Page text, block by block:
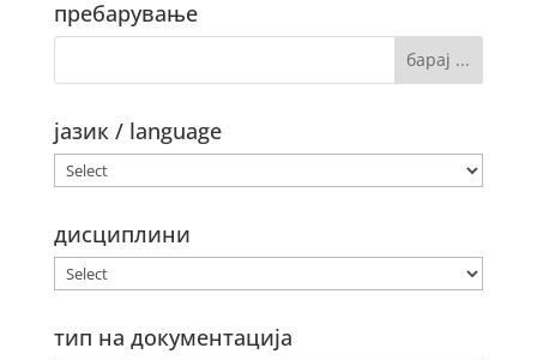
пребарување
јазик / language
дисциплини
тип на документација